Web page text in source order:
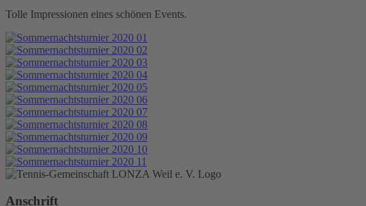
Tolle Impressionen eines schönen Events.
Anschrift